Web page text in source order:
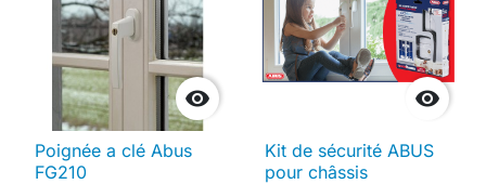

Poignée a clé Abus
FG210

Kit de sécurité ABUS
pour châssis